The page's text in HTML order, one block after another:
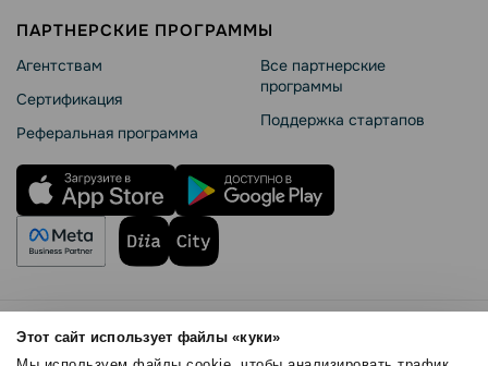
Этот сайт использует файлы «куки»
ПАРТНЕРСКИЕ ПРОГРАММЫ
Агентствам
Сертификация
Реферальная программа
Все партнерские
программы
Поддержка стартапов
Правила использования
Безопасность SendPulse